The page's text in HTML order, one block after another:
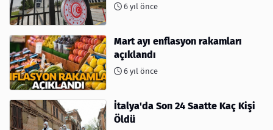
6 yıl önce
Mart ayı enflasyon rakamları
açıklandı
6 yıl önce
İtalya'da Son 24 Saatte Kaç Kişi
Öldü